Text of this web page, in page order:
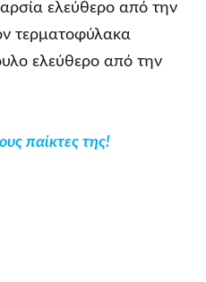
ελεύθερο από την
τερματοφύλακα
ελεύθερο από την
παίκτες της!